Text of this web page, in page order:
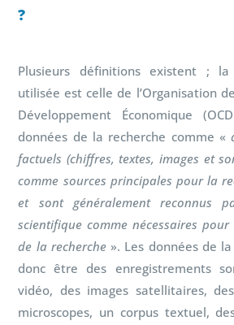
?
Plusieurs définitions existent ; la
utilisée est celle de l’Organisation
Développement Économique
données de la recherche comme «
factuels (chiffres, textes, images et
comme sources principales pour la
et sont généralement reconnus
scientifique comme nécessaires
de la recherche». Les données de
donc être des enregistrements
vidéo, des images satellitaires,
microscopes, un corpus textuel,